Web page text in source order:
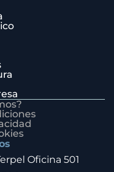
Oficina 501